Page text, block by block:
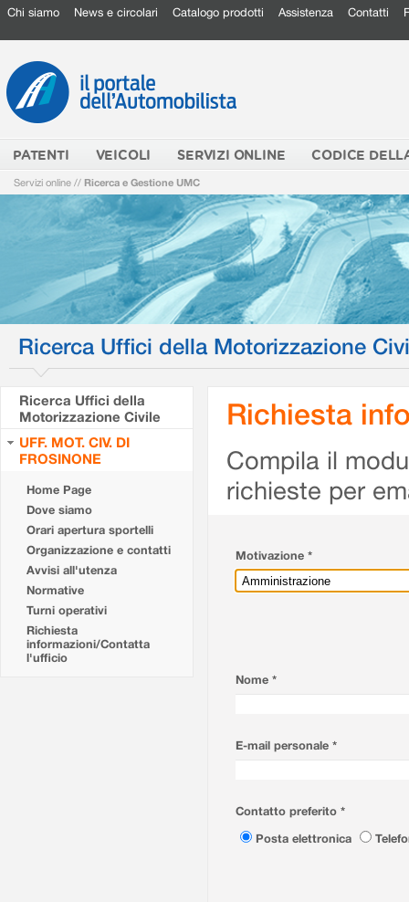
Chi siamo News e circolari Catalogo prodotti Assistenza Contatti
PATENTI VEICOLI SERVIZI ONLINE CODICE
Servizi online // Ricerca e Gestione UMC
Ricerca Uffici della Motorizzazione
Ricerca Uffici della
Motorizzazione Civile
UFF. MOT. CIV. DI
FROSINONE
Home Page
Dove siamo
Orari apertura sportelli
Organizzazione e contatti
Avvisi all'utenza
Normative
Turni operativi
Richiesta
informazioni/Contatta
l'ufficio
Richiesta
Compila il
richieste per
Motivazione *
Nome *
E-mail personale *
Contatto preferito *
Posta elettronica